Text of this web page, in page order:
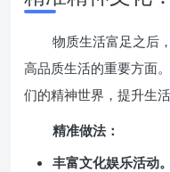
物质生活富足之后
高品质生活的重要方面
们的精神世界，提升生
精准做法：
丰富文化娱乐活动。